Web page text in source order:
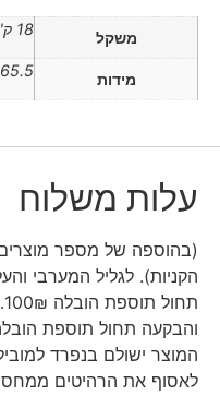
משקל 18 ק"ג
מידות 65.5 × 52 × 46.5 סנטימטרים
עלות משלוח
(בהוספה של מספר
הקניות). לגליל המערבי
המוצר ישולם בנפרד
לאסוף את הרהיטים